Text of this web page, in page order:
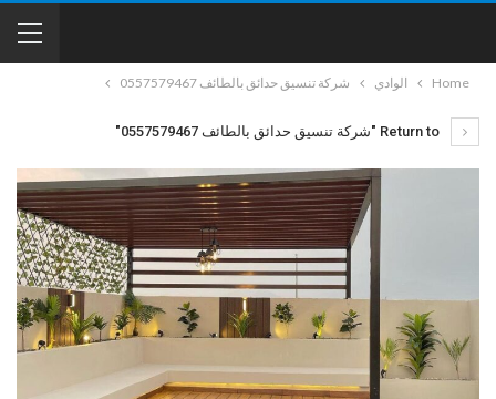
Home الوادي شركة تنسيق حدائق بالطائف 0557579467